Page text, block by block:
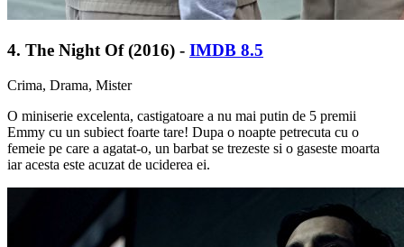
4. The Night Of (2016) - IMDB 8.5
Crima, Drama, Mister
O miniserie excelenta, castigatoare a nu mai putin de 5 premii
Emmy cu un subiect foarte tare! Dupa o noapte petrecuta cu o
femeie pe care a agatat-o, un barbat se trezeste si o gaseste moarta
iar acesta este acuzat de uciderea ei.